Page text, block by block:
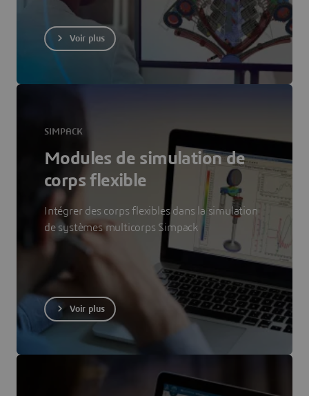
Voir plus
SIMPACK
Modules de simulation de
corps flexible
Intégrer des corps flexibles dans la simulation
de systèmes multicorps Simpack
Voir plus